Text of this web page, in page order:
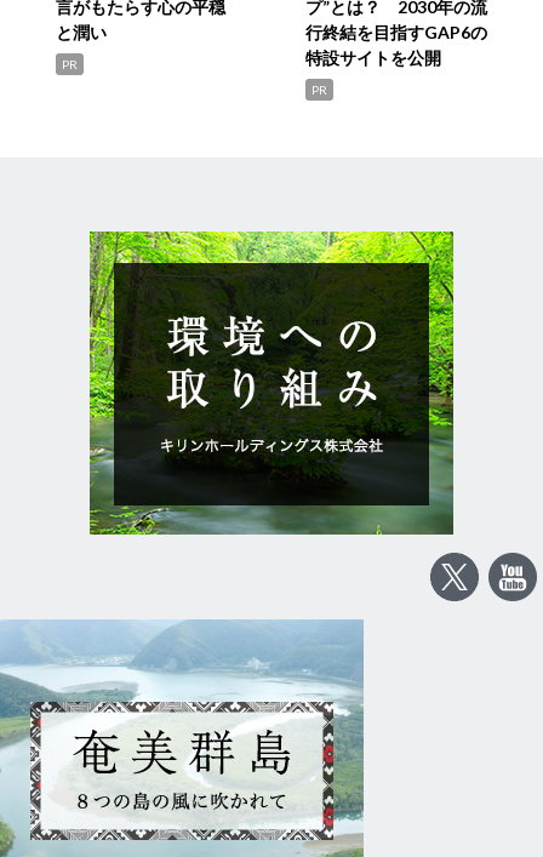
言がもたらす心の平穏
と潤い
PR
プ”とは？ 2030年の流
行終結を目指すGAP6の
特設サイトを公開
PR